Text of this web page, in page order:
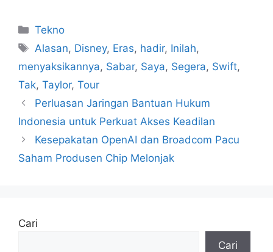
Kategori
Tekno
Tag
Alasan, Disney, Eras, hadir, Inilah,
menyaksikannya, Sabar, Saya, Segera, Swift,
Tak, Taylor, Tour
Perluasan Jaringan Bantuan Hukum
Indonesia untuk Perkuat Akses Keadilan
Kesepakatan OpenAI dan Broadcom Pacu
Saham Produsen Chip Melonjak
Cari
Cari